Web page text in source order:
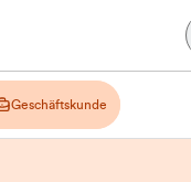
Geschäftskunde